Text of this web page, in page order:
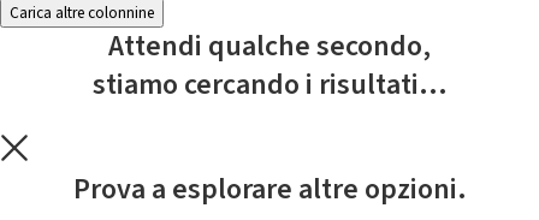
Carica altre colonnine
Attendi qualche secondo,
stiamo cercando i risultati...
Prova a esplorare altre opzioni.